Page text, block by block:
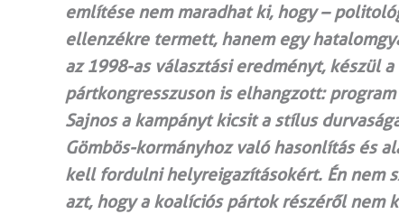
említése nem maradhat ki, hogy –
ellenzékre termett, hanem egy
az 1998-as választási eredményt, készül
pártkongresszuson is elhangzott:
Sajnos a kampányt kicsit a stílus
Gömbös-kormányhoz való hasonlítás és
kell fordulni helyreigazításokért. Én nem
azt, hogy a koalíciós pártok részéről nem